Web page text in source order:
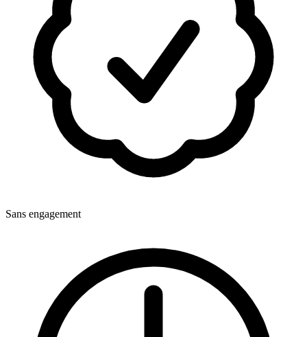
Sans engagement